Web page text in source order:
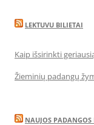
LEKTUVU BILIETAI
Kaip išsirinkti
Žieminių padangų
NAUJOS PADANGOS